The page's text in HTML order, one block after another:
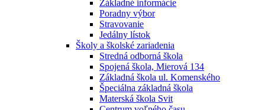
Základné informácie
Poradny výbor
Stravovanie
Jedálny lístok
Školy a školské zariadenia
Stredná odborná škola
Spojená škola, Mierová 134
Základná škola ul. Komenského
Špeciálna základná škola
Materská škola Svit